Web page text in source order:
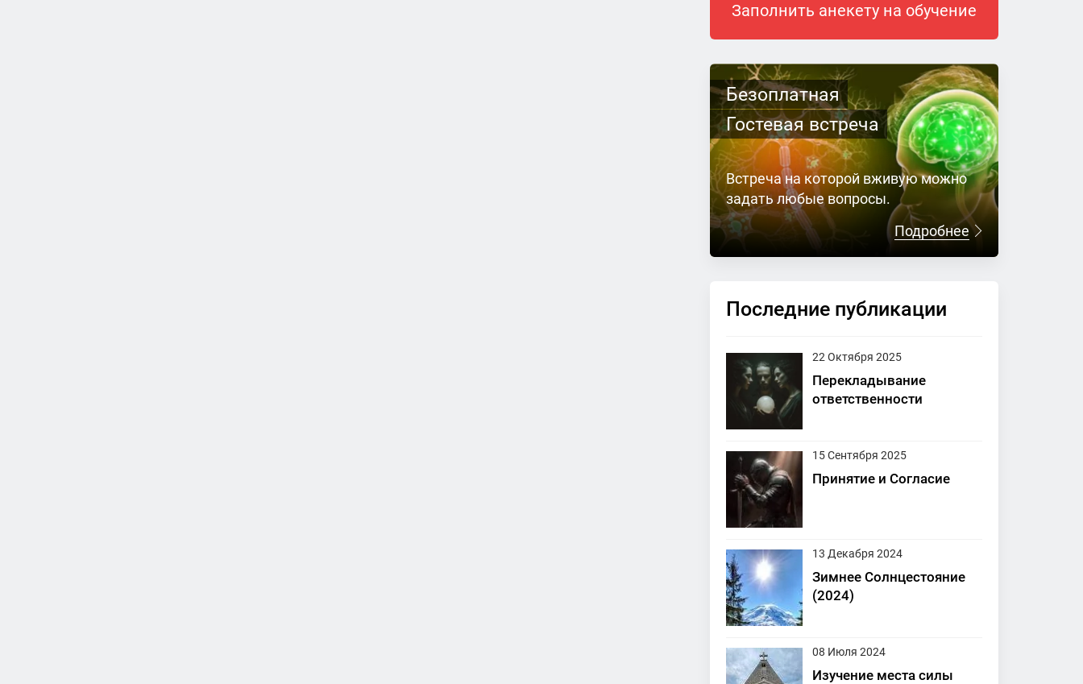
Заполнить анекету на обучение
Безоплатная
Гостевая встреча
Встреча на которой вживую можно
задать любые вопросы.
Подробнее
Последние публикации
22 Октября 2025
Перекладывание
ответственности
15 Сентября 2025
Принятие и Согласие
13 Декабря 2024
Зимнее Солнцестояние
(2024)
08 Июля 2024
Изучение места силы